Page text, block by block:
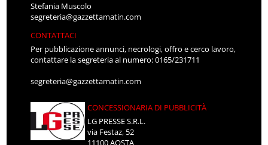
Stefania Muscolo
segreteria@gazzettamatin.com
CONTATTACI
Per pubblicazione annunci, necrologi, offro e cerco lavoro,
contattare la segreteria al numero: 0165/231711
segreteria@gazzettamatin.com
CONCESSIONARIA DI PUBBLICITÀ
LG PRESSE S.R.L.
via Festaz, 52